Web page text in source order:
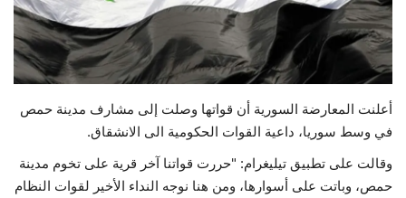
حياة
أعلنت المعارضة السورية أن قواتها وصلت إلى مشارف مدينة حمص
في وسط سوريا، داعية القوات الحكومية الى الانشقاق.
وقالت على تطبيق تيليغرام: "حررت قواتنا آخر قرية على تخوم مدينة
حمص، وباتت على أسوارها، ومن هنا نوجه النداء الأخير لقوات النظام